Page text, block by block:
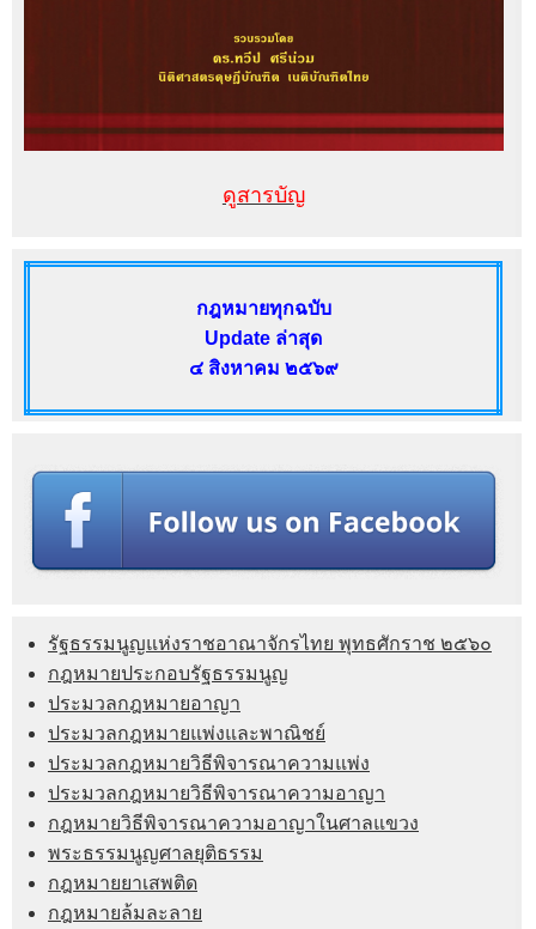
ดูสารบัญ
กฎหมายทุกฉบับ
Update ล่าสุด
๔ สิงหาคม ๒๕๖๙
รัฐธรรมนูญแห่งราชอาณาจักรไทย พุทธศักราช ๒๕๖๐
กฎหมายประกอบรัฐธรรมนูญ
ประมวลกฎหมายอาญา
ประมวลกฎหมายแพ่งและพาณิชย์
ประมวลกฎหมายวิธีพิจารณาความแพ่ง
ประมวลกฎหมายวิธีพิจารณาความอาญา
กฎหมายวิธีพิจารณาความอาญาในศาลแขวง
พระธรรมนูญศาลยุติธรรม
กฎหมายยาเสพติด
กฎหมายล้มละลาย